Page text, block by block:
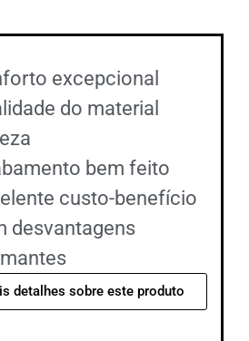
excepcional
do material
bem feito
custo-benefício
desvantagens
detalhes sobre este produto